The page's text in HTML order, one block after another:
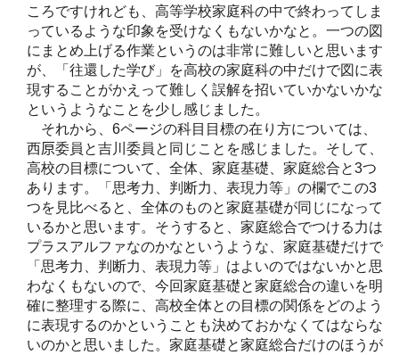
ころですけれども、高等学校家庭科の中で終わってしま
っているような印象を受けなくもないかなと。一つの図
にまとめ上げる作業というのは非常に難しいと思います
が、「往還した学び」を高校の家庭科の中だけで図に表
現することがかえって難しく誤解を招いていかないかな
というようなことを少し感じました。
それから、6ページの科目目標の在り方については、
西𠩤委員と吉川委員と同じことを感じました。そして、
高校の目標について、全体、家庭基礎、家庭総合と3つ
あります。「思考力、判断力、表現力等」の欄でこの3
つを見比べると、全体のものと家庭基礎が同じになって
いるかと思います。そうすると、家庭総合でつける力は
プラスアルファなのかなというような、家庭基礎だけで
「思考力、判断力、表現力等」はよいのではないかと思
わなくもないので、今回家庭基礎と家庭総合の違いを明
確に整理する際に、高校全体との目標の関係をどのよう
に表現するのかということも決めておかなくてはならな
いのかと思いました。家庭基礎と家庭総合だけのほうが